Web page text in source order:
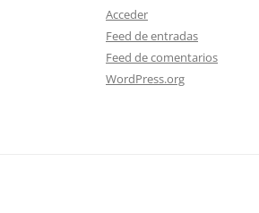
Acceder
Feed de entradas
Feed de comentarios
WordPress.org